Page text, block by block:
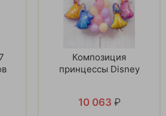
Композиция
принцессы Disney
10 063 ₽